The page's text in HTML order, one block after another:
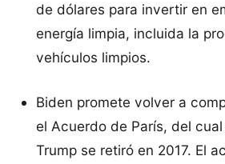
de dólares para invertir en
energía limpia, incluida la
vehículos limpios.
Biden promete volver a
el Acuerdo de París, del
Trump se retiró en 2017. El